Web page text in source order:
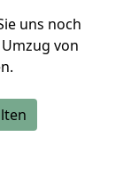
uns noch
von